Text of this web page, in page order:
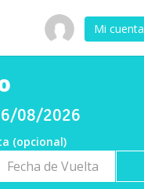
Mi cuenta
08/2026
(opcional)